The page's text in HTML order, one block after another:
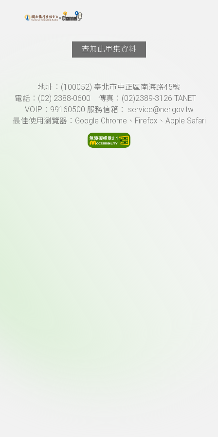
上方功能區塊
搜尋關鍵字：可輸入節目名稱、主持人或關鍵字
查無此單集資料
頁尾資訊地址：(100052) 臺北市中正區南海路45號
電話：(02) 2388-0600 傳真：(02)2389-3126 TANET
VOIP：99160500 服務信箱： service@ner.gov.tw
最佳使用瀏覽器：Google Chrome、Firefox、Apple Safari